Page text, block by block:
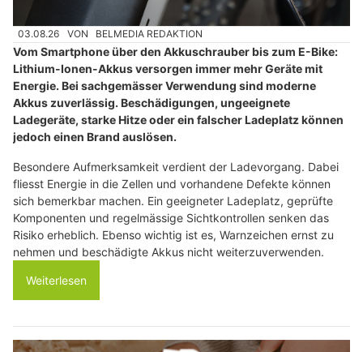
03.08.26 VON BELMEDIA REDAKTION
Vom Smartphone über den Akkuschrauber bis zum E-Bike:
Lithium-Ionen-Akkus versorgen immer mehr Geräte mit
Energie. Bei sachgemässer Verwendung sind moderne
Akkus zuverlässig. Beschädigungen, ungeeignete
Ladegeräte, starke Hitze oder ein falscher Ladeplatz können
jedoch einen Brand auslösen.
Besondere Aufmerksamkeit verdient der Ladevorgang. Dabei
fliesst Energie in die Zellen und vorhandene Defekte können
sich bemerkbar machen. Ein geeigneter Ladeplatz, geprüfte
Komponenten und regelmässige Sichtkontrollen senken das
Risiko erheblich. Ebenso wichtig ist es, Warnzeichen ernst zu
nehmen und beschädigte Akkus nicht weiterzuverwenden.
Weiterlesen